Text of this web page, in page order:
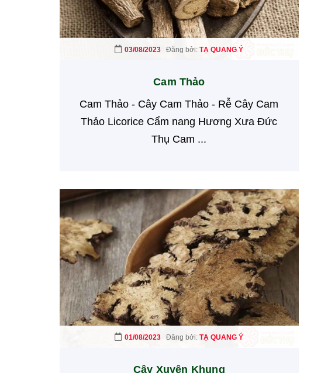
03/08/2023 Đăng bởi:TẠ QUANG Ý
Cam Thảo
Cam Thảo - Cây Cam Thảo - Rễ Cây Cam
Thảo Licorice Cẩm nang Hương Xưa Đức
Thụ Cam ...
01/08/2023 Đăng bởi:TẠ QUANG Ý
Cây Xuyên Khung